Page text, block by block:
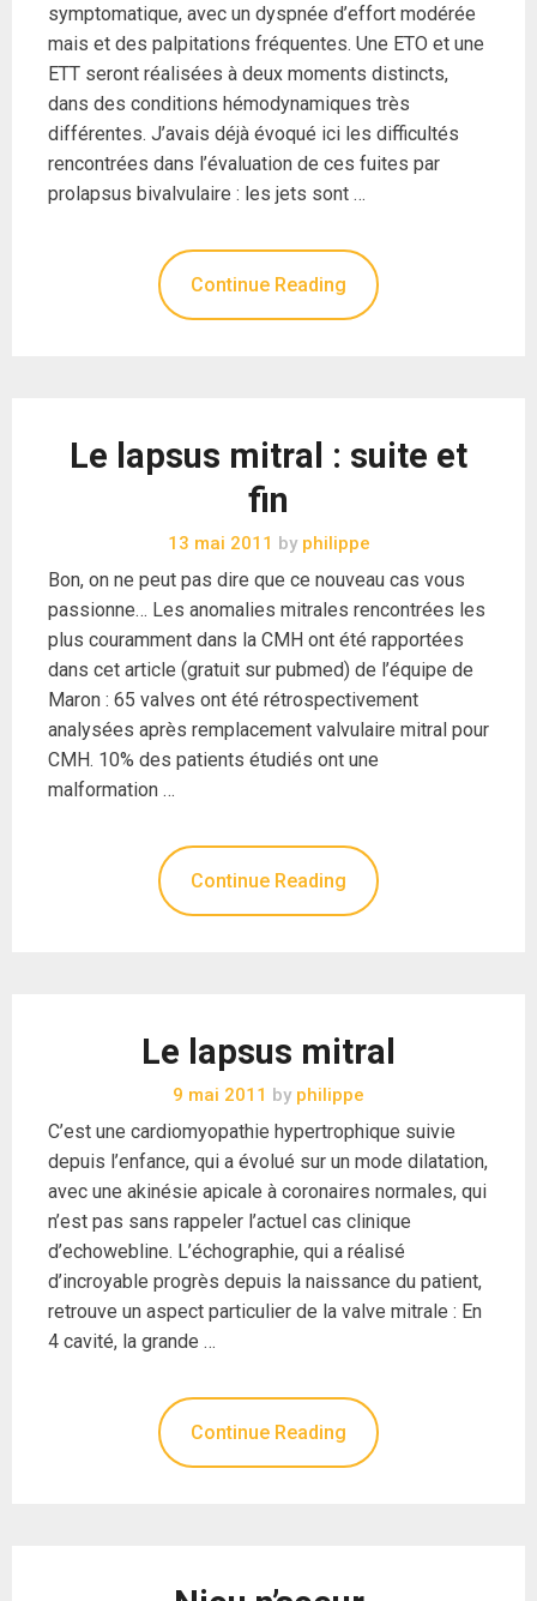
symptomatique, avec un dyspnée d’effort modérée
mais et des palpitations fréquentes. Une ETO et une
ETT seront réalisées à deux moments distincts,
dans des conditions hémodynamiques très
différentes. J’avais déjà évoqué ici les difficultés
rencontrées dans l’évaluation de ces fuites par
prolapsus bivalvulaire : les jets sont …
Continue Reading
Le lapsus mitral : suite et
fin
13 mai 2011 byphilippe
Bon, on ne peut pas dire que ce nouveau cas vous
passionne… Les anomalies mitrales rencontrées les
plus couramment dans la CMH ont été rapportées
dans cet article (gratuit sur pubmed) de l’équipe de
Maron : 65 valves ont été rétrospectivement
analysées après remplacement valvulaire mitral pour
CMH. 10% des patients étudiés ont une
malformation …
Continue Reading
Le lapsus mitral
9 mai 2011 by philippe
C’est une cardiomyopathie hypertrophique suivie
depuis l’enfance, qui a évolué sur un mode dilatation,
avec une akinésie apicale à coronaires normales, qui
n’est pas sans rappeler l’actuel cas clinique
d’echowebline. L’échographie, qui a réalisé
d’incroyable progrès depuis la naissance du patient,
retrouve un aspect particulier de la valve mitrale : En
4 cavité, la grande …
Continue Reading